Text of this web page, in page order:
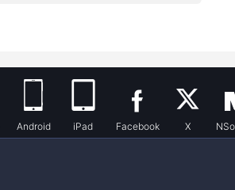
Android iPad Facebook X